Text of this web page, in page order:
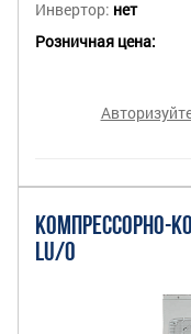
Инвертор: нет
Розничная цена:
КОМПРЕССОРНО-
LU/O